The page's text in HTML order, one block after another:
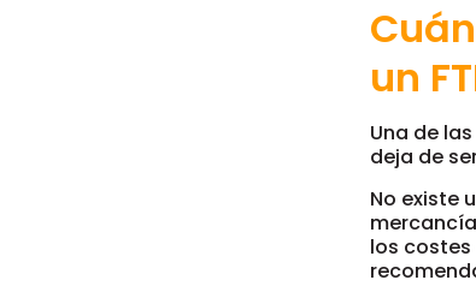
un
Una de
deja de
No existe
los